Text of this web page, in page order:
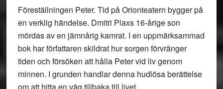
Föreställningen Peter. Tid på Orionteatern bygger på
en verklig händelse. Dmitri Plaxs 16-årige son
mördas av en jämnårig kamrat. I en uppmärksammad
bok har författaren skildrat hur sorgen förvränger
tiden och försöken att hålla Peter vid liv genom
minnen. I grunden handlar denna hudlösa berättelse